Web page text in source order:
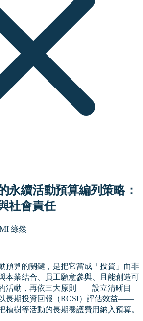
永續活動預算編列策略：
社會責任
綠然
預算的關鍵，是把它當成「投資」而非
本業結合、員工願意參與、且能創造可
活動，再依三大原則——設立清晰目
長期投資回報（ROSI）評估效益——
植樹等活動的長期養護費用納入預算。